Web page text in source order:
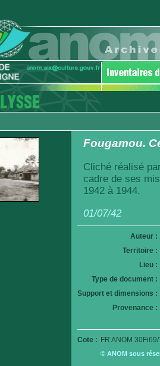
Fougamou.
Cliché réalisé
cadre de ses
1942 à 1944.
01/07/42
Auteur :
Territoire :
Lieu :
Type de document :
Support et dimensions :
Provenance :
Cote : FR ANOM
© ANOM sous